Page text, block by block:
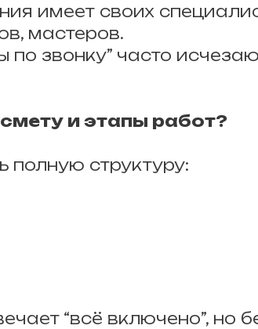
имеет своих
мастеров.
по звонку” часто
и этапы работ?
полную структуру:
“всё включено”, но